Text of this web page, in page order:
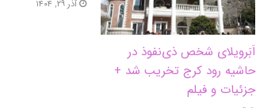
اَبَر‌ویلای شخص ذی‌نفوذ در
حاشیه‌ رود کرج تخریب شد +
جزئیات و فیلم
آذر ۲۹, ۱۴۰۴